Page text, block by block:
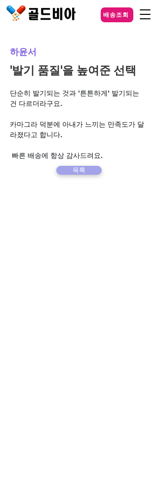
배송조회
하윤서
'발기 품질'을 높여준 선택
단순히 발기되는 것과 '튼튼하게' 발기되는
건 다르더라구요.
카마그라 덕분에 아내가 느끼는 만족도가 달
라졌다고 합니다.
빠른 배송에 항상 감사드려요.
목록